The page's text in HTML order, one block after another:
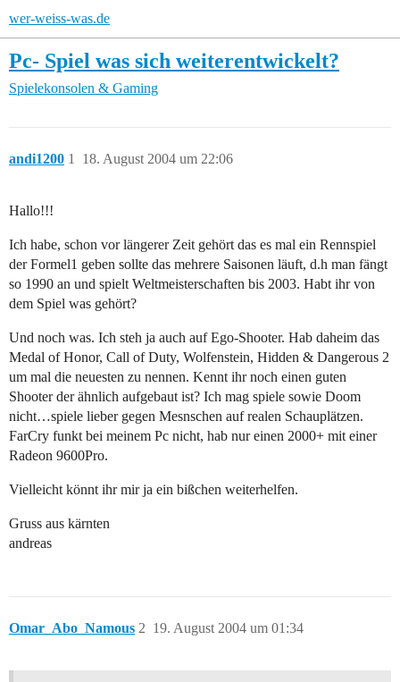
wer-weiss-was.de
Pc- Spiel was sich weiterentwickelt?
Spielekonsolen & Gaming
andi1200 18. August 2004 um 22:06
1
Hallo!!!
Ich habe, schon vor längerer Zeit gehört das es mal ein Rennspiel
der Formel1 geben sollte das mehrere Saisonen läuft, d.h man fängt
so 1990 an und spielt Weltmeisterschaften bis 2003. Habt ihr von
dem Spiel was gehört?
Und noch was. Ich steh ja auch auf Ego-Shooter. Hab daheim das
Medal of Honor, Call of Duty, Wolfenstein, Hidden & Dangerous 2
um mal die neuesten zu nennen. Kennt ihr noch einen guten
Shooter der ähnlich aufgebaut ist? Ich mag spiele sowie Doom
nicht…spiele lieber gegen Mesnschen auf realen Schauplätzen.
FarCry funkt bei meinem Pc nicht, hab nur einen 2000+ mit einer
Radeon 9600Pro.
Vielleicht könnt ihr mir ja ein bißchen weiterhelfen.
Gruss aus kärnten
andreas
Omar_Abo_Namous 19. August 2004 um 01:34
2